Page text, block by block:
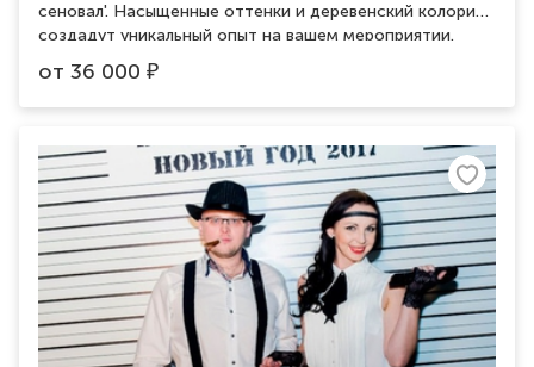
сеновал'. Насыщенные оттенки и деревенский колорит
создадут уникальный опыт на вашем мероприятии.
Арендуйте этот чарующий уголок, наполненный
атмосферой старины и простоты. Роскошные детали,
деревенская аутентичность — залог незабываемых
сельской жизни и сохраните моменты в стиле 'Русский
сеновал'. Ваше событие станет неповторимым с этим
уникальным временным путеводителем в русскую
историю и традиции!
от 36 000 ₽